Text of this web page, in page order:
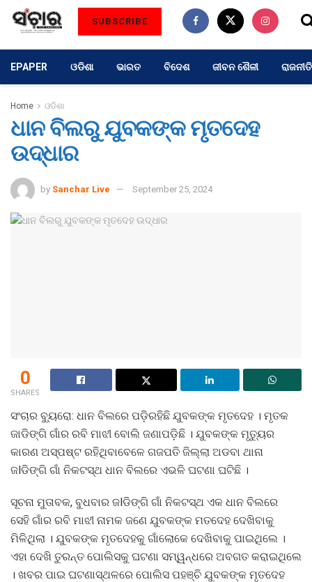
SUBSCRIBE
EPAPER ଓଡିଶା ଭାରତ ବିଦେଶ ଜୀବନ ଶୈଳୀ ରାଜନୀତି
Home ଓଡିଶା
ଧାନ ବିଲରୁ ଯୁବକଙ୍କ ମୃତଦେହ
ଉଦ୍ଧାର
by Sanchar Live September 25, 2024
0
SHARES
ସଂଚାର ବ୍ୟୁରୋ: ଧାନ ବିଲରେ ପଡ଼ିରହିଛି ଯୁବକଙ୍କ ମୃତଦେହ । ମୃତକ
ଜାଡିଙ୍ଗି ଗାଁର ରବି ମାଝୀ ବୋଲି ଜଣାପଡ଼ିଛି । ଯୁବକଙ୍କ ମୃତ୍ୟୁର
କାରଣ ଅସ୍ପଷ୍ଟ ରହିଥିବାବେଳେ ଗଜପତି ଜିଲ୍ଲା ଅଡବା ଥାନା
ଜlଡିଙ୍ଗି ଗାଁ ନିକଟସ୍ଥ ଧାନ ବିଲରେ ଏଭଳି ଘଟଣା ଘଟିଛି ।
ସୂଚନା ମୁତାବକ, ବୁଧବାର ଜlଡିଙ୍ଗି ଗାଁ ନିକଟସ୍ଥ ଏକ ଧାନ ବିଲରେ
ସେହି ଗାଁର ରବି ମାଝୀ ନାମକ ଜଣେ ଯୁବକଙ୍କ ମତଦେହ ଦେଖିବାକୁ
ମିଳିଥିଲା । ଯୁବକଙ୍କ ମୃତଦେହକୁ ଗାଁଲୋକେ ଦେଖିବାକୁ ପାଇଥିଲେ ।
ଏହା ଦେଖି ତୁରନ୍ତ ପୋଲିସକୁ ଘଟଣା ସମ୍ୱନ୍ଧରେ ଅବଗତ କରାଇଥିଲେ
। ଖବର ପାଇ ଘଟଣାସ୍ଥଳରେ ପୋଲିସ ପହଞ୍ଚି ଯୁବକଙ୍କ ମୃତଦେହ